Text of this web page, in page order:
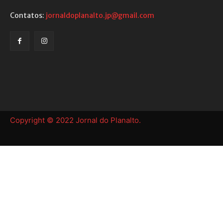
Contatos: jornaldoplanalto.jp@gmail.com
Copyright © 2022 Jornal do Planalto.